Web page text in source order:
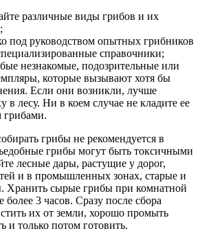
различные виды грибов и их
под руководством опытных грибников
справочники;
незнакомые, подозрительные или
которые вызывают хотя бы
Если они возникли, лучше
в лесу. Ни в коем случае не кладите ее
грибами.
грибы не рекомендуется в
грибы могут быть токсичными
лесные дары, растущие у дорог,
и в промышленных зонах, старые и
Хранить сырые грибы при комнатной
3 часов. Сразу после сбора
их от земли, хорошо промыть
и только потом готовить.